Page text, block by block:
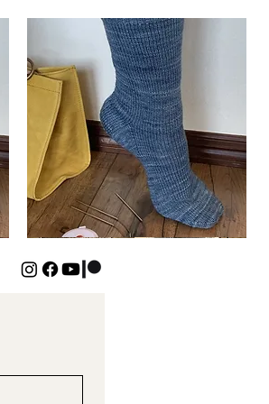
Aperçu rapide
Basic
Down
Kids
Socks